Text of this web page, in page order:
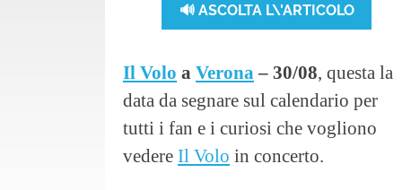
🔊 ASCOLTA L\'ARTICOLO
Il Volo a Verona – 30/08 , questa la
data da segnare sul calendario per
tutti i fan e i curiosi che vogliono
vedere Il Volo in concerto.